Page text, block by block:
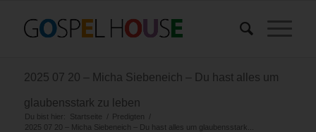
2025 07 20 – Micha Siebeneich – Du hast alles um
glaubensstark zu leben
Du bist hier: Startseite / Predigten
/
2025 07 20 – Micha Siebeneich – Du hast alles um glaubensstark...